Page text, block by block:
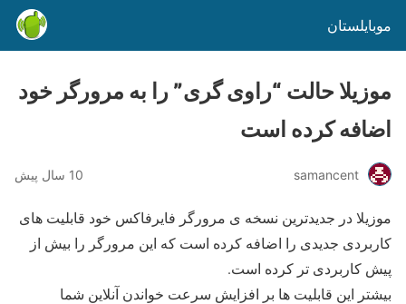
موبایلستان
موزیلا حالت “راوی گری” را به مرورگر خود
اضافه کرده است
samancent 10 سال پیش
موزیلا در جدیدترین نسخه ی مرورگر فایرفاکس خود قابلیت های
کاربردی جدیدی را اضافه کرده است که این مرورگر را بیش از
پیش کاربردی تر کرده است.
بیشتر این قابلیت ها بر افزایش سرعت خواندن آنلاین شما